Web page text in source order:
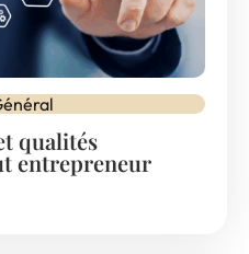
qualités
entrepreneur